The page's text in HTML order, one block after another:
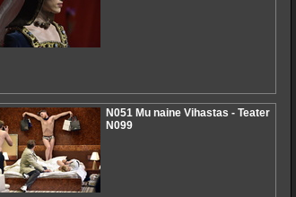
N051 Mu naine Vihastas - Teater
N099